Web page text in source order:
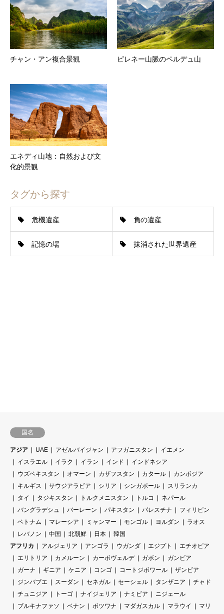
チャン・アン複合景観 ピレネー山脈のペルデュ山
エネディ山地：自然および文
化的景観
タグから探す
危機遺産 負の遺産
記憶の場 抹消された世界遺産
国名
アジア UAE アゼルバイジャン アフガニスタン
イエメン
イスラエル
イラク イラン インド
インドネシア
ウズベキスタン
オマーン カザフスタン カタール
カンボジア
キルギス
サウジアラビア シリア シンガポール
スリランカ
タイ
タジキスタン トルクメニスタン トルコ
ネパール
バングラデシュ
バーレーン パキスタン パレスチナ
フィリピン
ベトナム
マレーシア ミャンマー モンゴル ヨルダン
ラオス
レバノン
中国 北朝鮮 日本
韓国
アフリカ
アルジェリア アンゴラ ウガンダ エジプト
エチオピア
エリトリア
カメルーン カーボヴェルデ ガボン
ガンビア
ガーナ
ギニア ケニア コンゴ コートジボワール
ザンビア
ジンバブエ
スーダン セネガル セーシェル タンザニア
チャド
チュニジア
トーゴ ナイジェリア ナミビア
ニジェール
ブルキナファソ
ベナン ボツワナ マダガスカル マラウイ
マリ